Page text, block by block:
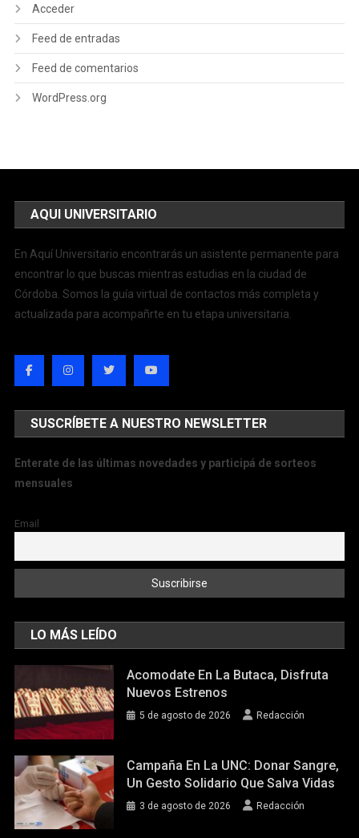
Acceder
Feed de entradas
Feed de comentarios
WordPress.org
AQUI UNIVERSITARIO
En Aquí Universitario encontrarás un asistente permanente para
encontrar lo que buscas mientras estudias en la ciudad de
Córdoba. Somos la guía virtual de contactos más completa y
actualizada para acompañrte en tu etapa universitaria.
SUSCRÍBETE A NUESTRO NEWSLETTER
Enterate de las últimas novedades y participá de sorteos
mensuales
Email
LO MÁS LEÍDO
Acomodate En La Butaca, Disfruta
Nuevos Estrenos
5 de agosto de 2026 Redacción
Campaña En La UNC: Donar Sangre,
Un Gesto Solidario Que Salva Vidas
3 de agosto de 2026 Redacción